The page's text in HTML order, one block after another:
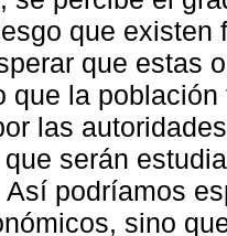
que existen
que estas
que la
las
serán
Así podríamos
sino